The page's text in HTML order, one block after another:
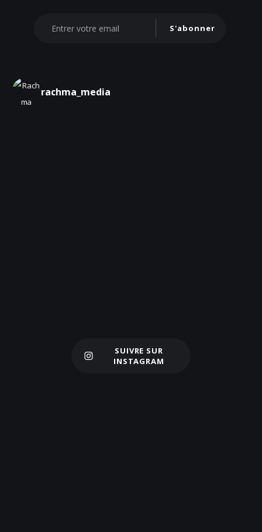
S'abonner
rachma_media
Charger plus
SUIVRE SUR
INSTAGRAM